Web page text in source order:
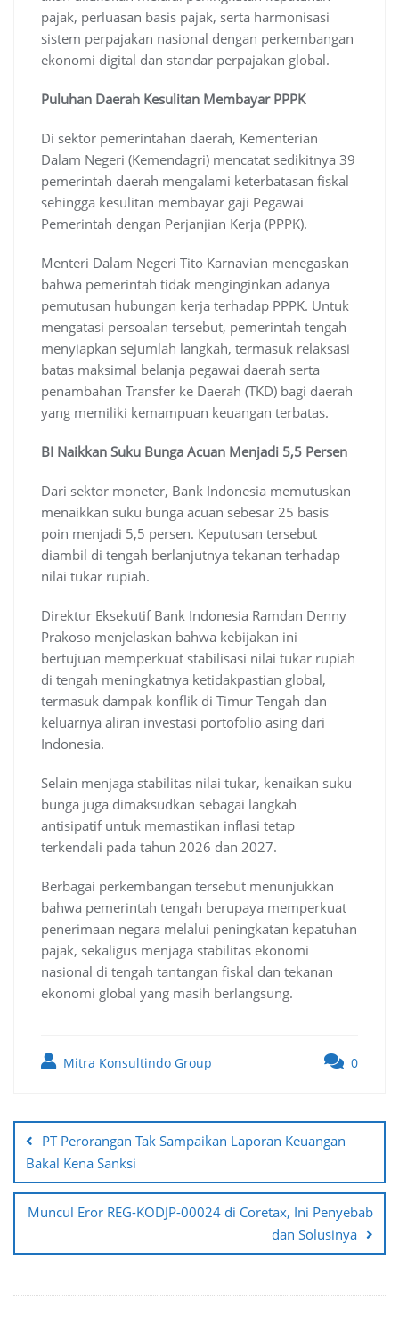
pajak, perluasan basis pajak, serta harmonisasi
sistem perpajakan nasional dengan perkembangan
ekonomi digital dan standar perpajakan global.
Puluhan Daerah Kesulitan Membayar PPPK
Di sektor pemerintahan daerah, Kementerian
Dalam Negeri (Kemendagri) mencatat sedikitnya 39
pemerintah daerah mengalami keterbatasan fiskal
sehingga kesulitan membayar gaji Pegawai
Pemerintah dengan Perjanjian Kerja (PPPK).
Menteri Dalam Negeri Tito Karnavian menegaskan
bahwa pemerintah tidak menginginkan adanya
pemutusan hubungan kerja terhadap PPPK. Untuk
mengatasi persoalan tersebut, pemerintah tengah
menyiapkan sejumlah langkah, termasuk relaksasi
batas maksimal belanja pegawai daerah serta
penambahan Transfer ke Daerah (TKD) bagi daerah
yang memiliki kemampuan keuangan terbatas.
BI Naikkan Suku Bunga Acuan Menjadi 5,5 Persen
Dari sektor moneter, Bank Indonesia memutuskan
menaikkan suku bunga acuan sebesar 25 basis
poin menjadi 5,5 persen. Keputusan tersebut
diambil di tengah berlanjutnya tekanan terhadap
nilai tukar rupiah.
Direktur Eksekutif Bank Indonesia Ramdan Denny
Prakoso menjelaskan bahwa kebijakan ini
bertujuan memperkuat stabilisasi nilai tukar rupiah
di tengah meningkatnya ketidakpastian global,
termasuk dampak konflik di Timur Tengah dan
keluarnya aliran investasi portofolio asing dari
Indonesia.
Selain menjaga stabilitas nilai tukar, kenaikan suku
bunga juga dimaksudkan sebagai langkah
antisipatif untuk memastikan inflasi tetap
terkendali pada tahun 2026 dan 2027.
Berbagai perkembangan tersebut menunjukkan
bahwa pemerintah tengah berupaya memperkuat
penerimaan negara melalui peningkatan kepatuhan
pajak, sekaligus menjaga stabilitas ekonomi
nasional di tengah tantangan fiskal dan tekanan
ekonomi global yang masih berlangsung.
Mitra Konsultindo Group 0
navigation
PT Perorangan Tak Sampaikan Laporan Keuangan
Bakal Kena Sanksi
Muncul Eror REG-KODJP-00024 di Coretax, Ini Penyebab
dan Solusinya